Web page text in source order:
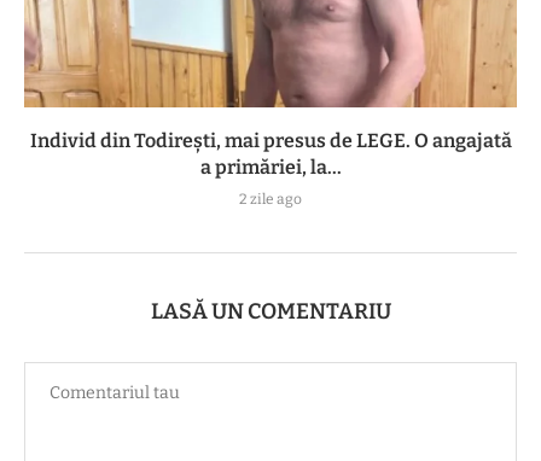
Individ din Todirești, mai presus de LEGE. O angajată
a primăriei, la...
2 zile ago
LASĂ UN COMENTARIU